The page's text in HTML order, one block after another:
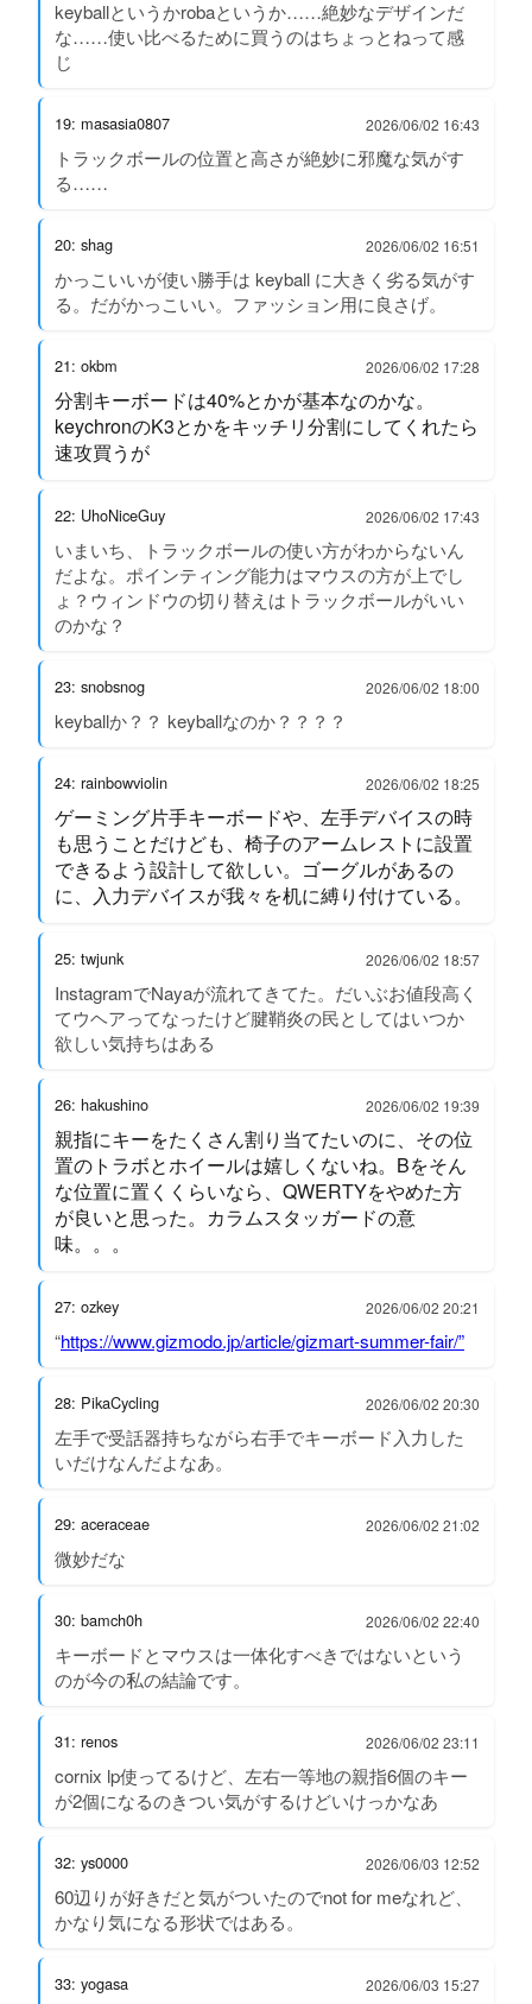
keyballというかrobaというか……絶妙なデザインだ
な……使い比べるために買うのはちょっとねって感
じ
19: masasia0807 2026/06/02 16:43
トラックボールの位置と高さが絶妙に邪魔な気がす
る……
20: shag 2026/06/02 16:51
かっこいいが使い勝手は keyball に大きく劣る気がす
る。だがかっこいい。ファッション用に良さげ。
21: okbm 2026/06/02 17:28
分割キーボードは40%とかが基本なのかな。
keychronのK3とかをキッチリ分割にしてくれたら
速攻買うが
22: UhoNiceGuy 2026/06/02 17:43
いまいち、トラックボールの使い方がわからないん
だよな。ポインティング能力はマウスの方が上でし
ょ？ウィンドウの切り替えはトラックボールがいい
のかな？
23: snobsnog 2026/06/02 18:00
keyballか？？ keyballなのか？？？？
24: rainbowviolin 2026/06/02 18:25
ゲーミング片手キーボードや、左手デバイスの時
も思うことだけども、椅子のアームレストに設置
できるよう設計して欲しい。ゴーグルがあるの
に、入力デバイスが我々を机に縛り付けている。
25: twjunk 2026/06/02 18:57
InstagramでNayaが流れてきてた。だいぶお値段高く
てウヘアってなったけど腱鞘炎の民としてはいつか
欲しい気持ちはある
26: hakushino 2026/06/02 19:39
親指にキーをたくさん割り当てたいのに、その位
置のトラボとホイールは嬉しくないね。Bをそん
な位置に置くくらいなら、QWERTYをやめた方
が良いと思った。カラムスタッガードの意
味。。。
27: ozkey 2026/06/02 20:21
“https://www.gizmodo.jp/article/gizmart-summer-fair/”
28: PikaCycling 2026/06/02 20:30
左手で受話器持ちながら右手でキーボード入力した
いだけなんだよなあ。
29: aceraceae 2026/06/02 21:02
微妙だな
30: bamch0h 2026/06/02 22:40
キーボードとマウスは一体化すべきではないという
のが今の私の結論です。
31: renos 2026/06/02 23:11
cornix lp使ってるけど、左右一等地の親指6個のキー
が2個になるのきつい気がするけどいけっかなあ
32: ys0000 2026/06/03 12:52
60辺りが好きだと気がついたのでnot for meなれど、
かなり気になる形状ではある。
33: yogasa 2026/06/03 15:27